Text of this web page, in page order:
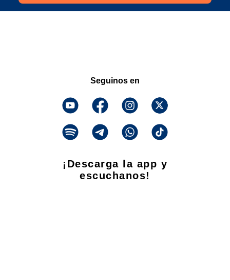
Seguinos en
¡Descarga la app y
escuchanos!